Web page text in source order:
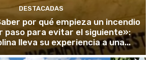
DESTACADAS
por qué empieza un incendio
paso para evitar el siguiente»:
lleva su experiencia a una...